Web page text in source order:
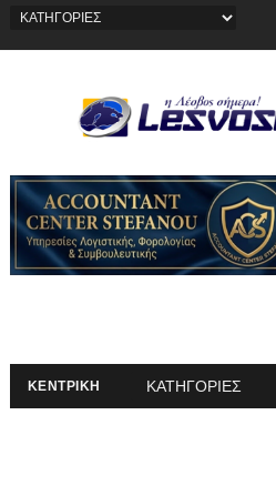
ΚΕΝΤΡΙΚΗ